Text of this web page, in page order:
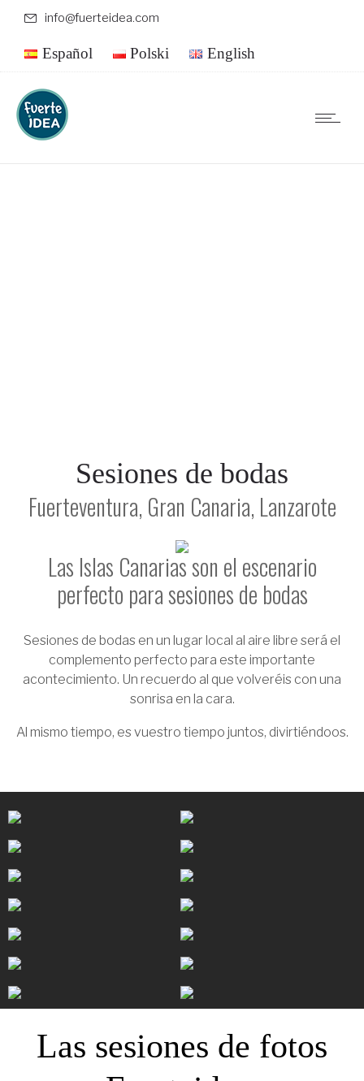
info@fuerteidea.com
Español Polski English
Sesiones de bodas
Fuerteventura, Gran Canaria, Lanzarote
Las Islas Canarias son el escenario
perfecto para sesiones de bodas
Sesiones de bodas en un lugar local al aire libre será el
complemento perfecto para este importante
acontecimiento. Un recuerdo al que volveréis con una
sonrisa en la cara.
Al mismo tiempo, es vuestro tiempo juntos, divirtiéndoos.
Las sesiones de fotos